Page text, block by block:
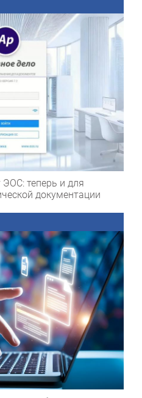
ЭОС: теперь и для
документации